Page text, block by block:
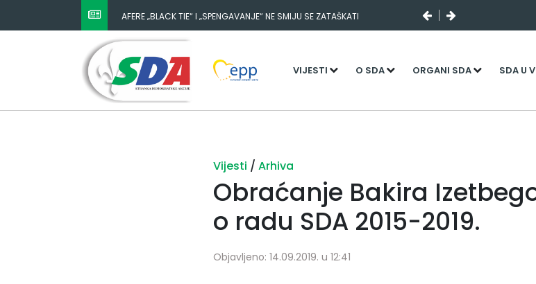
AFERE „BLACK TIE“ I „SPENGAVANJE“ NE SMIJU SE ZATAŠKATI
VIJESTI O SDA ORGANI SDA SDA U
Vijesti / Arhiva
Obraćanje Bakira
o radu SDA 2015-2019.
Objavljeno: 14.09.2019. u 12:41